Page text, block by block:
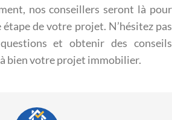
nos conseillers seront là pour
de votre projet. N’hésitez pas
et obtenir des conseils
bien votre projet immobilier.